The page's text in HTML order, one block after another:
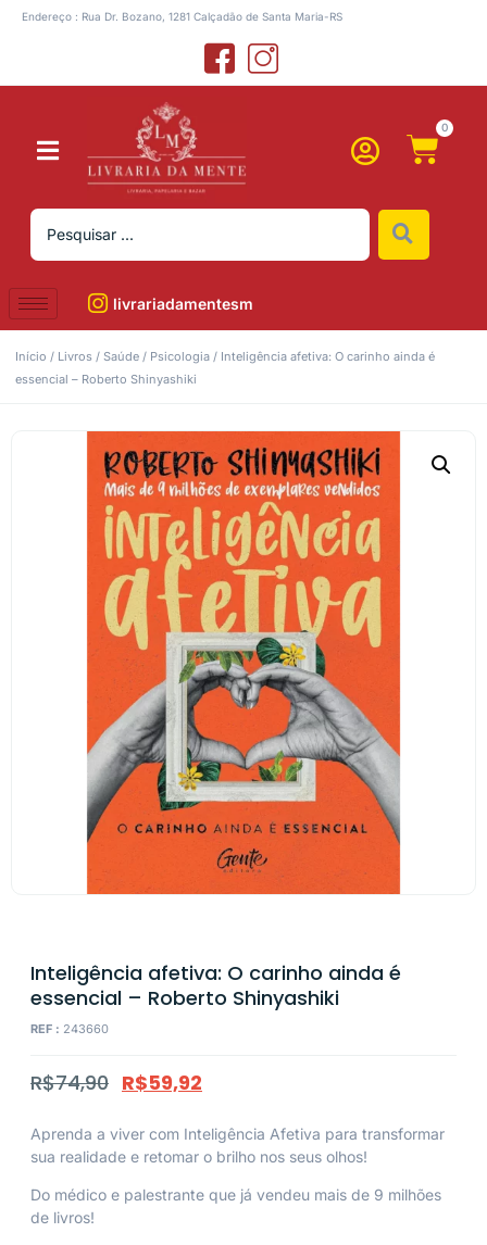
Endereço : Rua Dr. Bozano, 1281 Calçadão de Santa Maria-RS
0
livrariadamentesm
Início / Livros / Saúde / Psicologia / Inteligência afetiva: O carinho ainda é
essencial – Roberto Shinyashiki
Inteligência afetiva: O carinho ainda é
essencial – Roberto Shinyashiki
REF : 243660
R$74,90 R$59,92
Aprenda a viver com Inteligência Afetiva para transformar
sua realidade e retomar o brilho nos seus olhos!
Do médico e palestrante que já vendeu mais de 9 milhões
de livros!